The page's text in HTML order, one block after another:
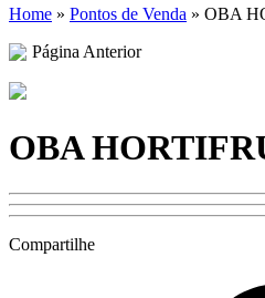
Home » Pontos de Venda » OBA
Página Anterior
OBA
Compartilhe